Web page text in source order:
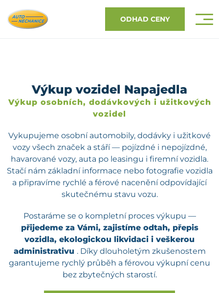
ODHAD CENY
Výkup vozidel Napajedla
Výkup osobních, dodávkových i užitkových
vozidel
Vykupujeme osobní automobily, dodávky i užitkové
vozy všech značek a stáří — pojízdné i nepojízdné,
havarované vozy, auta po leasingu i firemní vozidla.
Stačí nám základní informace nebo fotografie vozidla
a připravíme rychlé a férové nacenění odpovídající
skutečnému stavu vozu.
Postaráme se o kompletní proces výkupu —
přijedeme za Vámi, zajistíme odtah, přepis
vozidla, ekologickou likvidaci i veškerou
administrativu . Díky dlouholetým zkušenostem
garantujeme rychlý průběh a férovou výkupní cenu
bez zbytečných starostí.